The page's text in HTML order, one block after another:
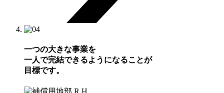
一つの大きな事業を
一人で完結できるようになることが
目標です。